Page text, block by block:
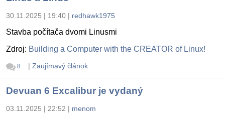
30.11.2025 | 19:40 | redhawk1975
Stavba počítača dvomi Linusmi
Zdroj: Building a Computer with the CREATOR of Linux!
8 | Zaujímavý článok
Devuan 6 Excalibur je vydaný
03.11.2025 | 22:52 | menom